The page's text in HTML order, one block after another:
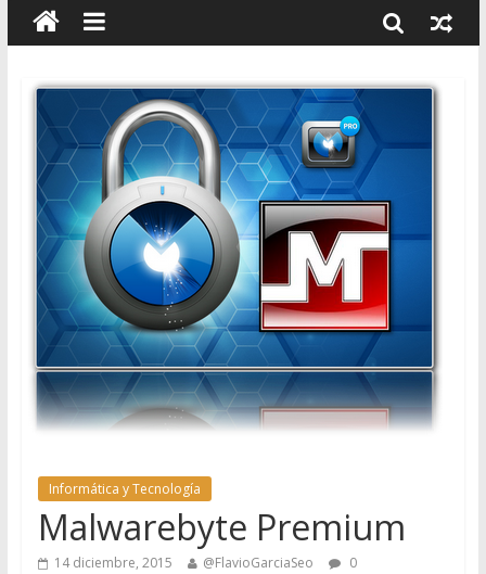
Informática y Tecnología
Malwarebyte Premium
14 diciembre, 2015 @FlavioGarciaSeo
0